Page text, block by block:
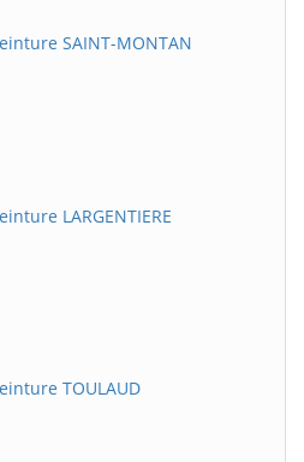
SAINT-MONTAN
LARGENTIERE
TOULAUD